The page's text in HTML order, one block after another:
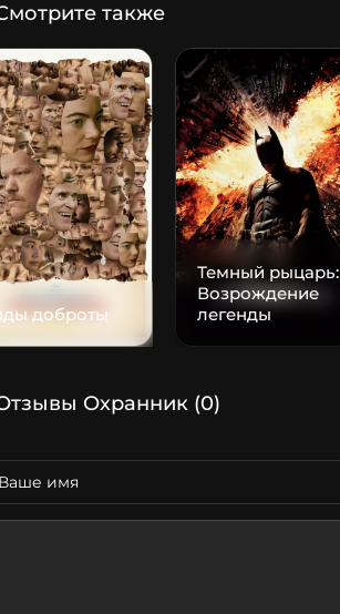
также
доброты
Темный рыцарь:
Возрождение
легенды
Охранник (0)